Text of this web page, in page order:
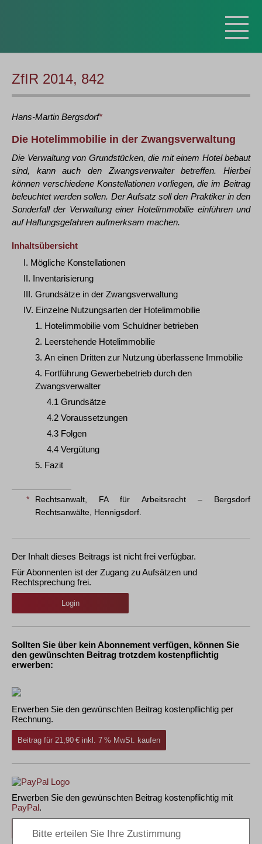
ZfIR 2014, 842
Hans-Martin Bergsdorf*
Die Hotelimmobilie in der Zwangsverwaltung
Die Verwaltung von Grundstücken, die mit einem Hotel bebaut
sind, kann auch den Zwangsverwalter betreffen. Hierbei
können verschiedene Konstellationen vorliegen, die im Beitrag
beleuchtet werden sollen. Der Aufsatz soll den Praktiker in den
Sonderfall der Verwaltung einer Hotelimmobilie einführen und
auf Haftungsgefahren aufmerksam machen.
Inhaltsübersicht
I. Mögliche Konstellationen
II. Inventarisierung
III. Grundsätze in der Zwangsverwaltung
IV. Einzelne Nutzungsarten der Hotelimmobilie
1. Hotelimmobilie vom Schuldner betrieben
2. Leerstehende Hotelimmobilie
3. An einen Dritten zur Nutzung überlassene Immobilie
4. Fortführung Gewerbebetrieb durch den
Zwangsverwalter
4.1 Grundsätze
4.2 Voraussetzungen
4.3 Folgen
4.4 Vergütung
5. Fazit
*
Rechtsanwalt, FA für Arbeitsrecht – Bergsdorf
Rechtsanwälte, Hennigsdorf.
Der Inhalt dieses Beitrags ist nicht frei verfügbar.
Für Abonnenten ist der Zugang zu Aufsätzen und
Rechtsprechung frei.
Login
Sollten Sie über kein Abonnement verfügen, können Sie
den gewünschten Beitrag trotzdem kostenpflichtig
erwerben:
Erwerben Sie den gewünschten Beitrag kostenpflichtig per
Rechnung.
Beitrag für 21,90 € inkl. 7 % MwSt. kaufen
Erwerben Sie den gewünschten Beitrag kostenpflichtig mit
PayPal.
Beitrag für 21,90 € inkl. 7 % MwSt. kaufen